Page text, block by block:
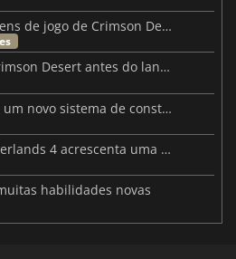
Pearl Abyss revela imagens de jogo de Crimson Desert para a PS5
A controvérsia atinge Crimson Desert antes do lançamento
Subnautica 2 apresenta um novo sistema de construção de bases
O primeiro DLC de Borderlands 4 acrescenta uma nova personagem e muito mais
habilidades novas